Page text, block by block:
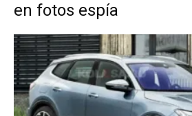
en fotos espía